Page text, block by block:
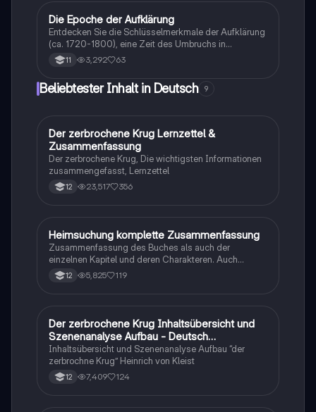
Deutsch Abitur 2024 in Brandenburg. Themen:
Aufklärung, Kant, Menschenrechte, Individualismus,
Fortschritt.
Deutsch
Die Epoche der Aufklärung
Entdecken Sie die Schlüsselmerkmale der Aufklärung
(ca. 1720-1800), eine Zeit des Umbruchs in
Philosophie, Literatur und Gesellschaft. Erfahren Sie
mehr über die zentralen Ideen von Freiheit, Vernunft
Immanuel Kant und Gotthold Ephraim Lessing. Diese
und Empirismus und deren Einfluss auf die
Gesellschaft.
11 3,292 63
Beliebtester Inhalt in Deutsch 9
Deutsch
Der zerbrochene Krug Lernzettel &
Zusammenfassung
Der zerbrochene Krug, Die wichtigsten Informationen
zusammengefasst, Lernzettel
12 23,517 356
Deutsch
Heimsuchung komplette Zusammenfassung
Zusammenfassung des Buches als auch der
einzelnen Kapitel und deren Charakteren. Auch
tabellarisch. Im Unterricht ohne KI erstellt
12 5,825 119
Deutsch
Der zerbrochene Krug Inhaltsübersicht und
Szenenanalyse Aufbau - Deutsch
Q1/Q2/Abitur
Inhaltsübersicht und Szenenanalyse Aufbau “der
zerbrochne Krug” Heinrich von Kleist
12 7,409 124